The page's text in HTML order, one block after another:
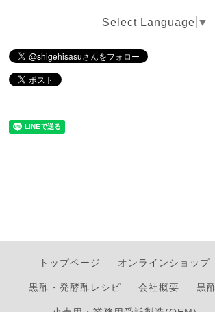
Select Language ▼
トップページ オンラインショップ
黒酢・発酵酢レシピ 会社概要 黒